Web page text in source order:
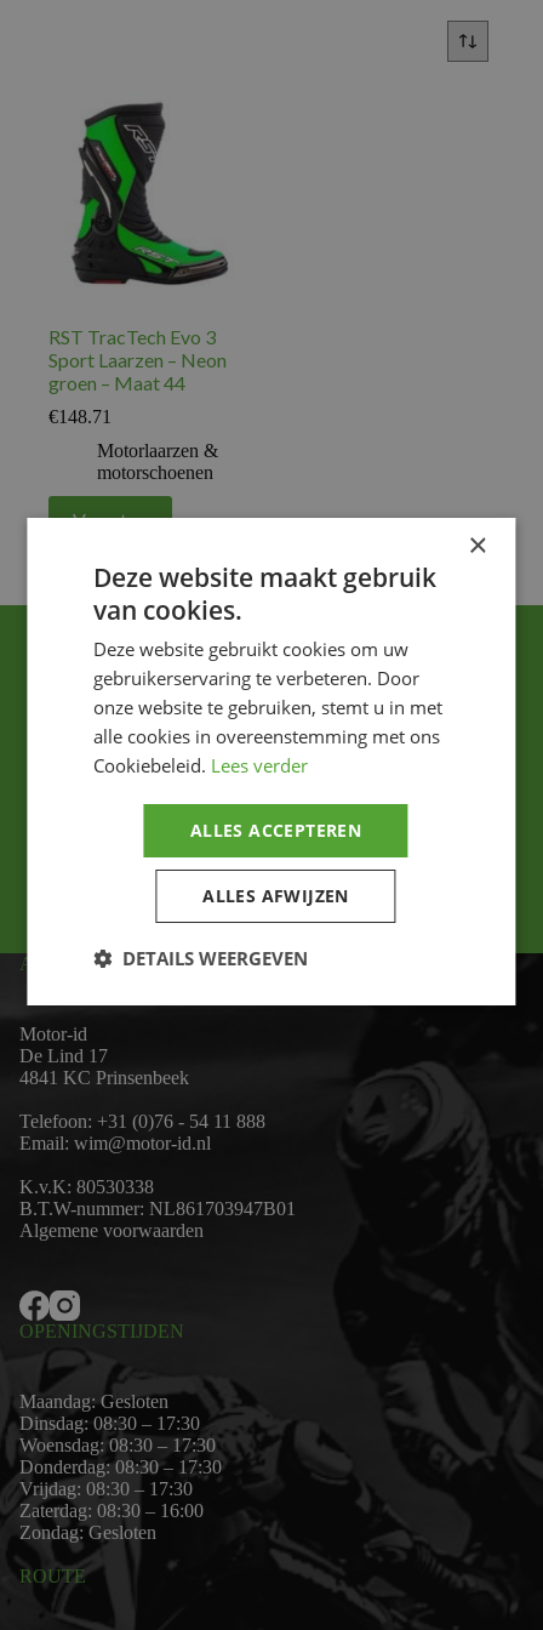
RST TracTech Evo 3
Sport Laarzen – Neon
groen – Maat 44
€148.71
Motorlaarzen &
motorschoenen
Voeg toe
ADRES
Motor-id
De Lind 17
4841 KC Prinsenbeek
Telefoon: +31 (0)76 - 54 11 888
Email: wim@motor-id.nl
K.v.K: 80530338
B.T.W-nummer: NL861703947B01
Algemene voorwaarden
OPENINGSTIJDEN
Maandag: Gesloten
Dinsdag: 08:30 – 17:30
Woensdag: 08:30 – 17:30
Donderdag: 08:30 – 17:30
Vrijdag: 08:30 – 17:30
Zaterdag: 08:30 – 16:00
Zondag: Gesloten
ROUTE
×
Deze website maakt gebruik
van cookies.
Deze website gebruikt cookies om uw
gebruikerservaring te verbeteren. Door
onze website te gebruiken, stemt u in met
alle cookies in overeenstemming met ons
Cookiebeleid. Lees verder
ALLES ACCEPTEREN
ALLES AFWIJZEN
DETAILS WEERGEVEN